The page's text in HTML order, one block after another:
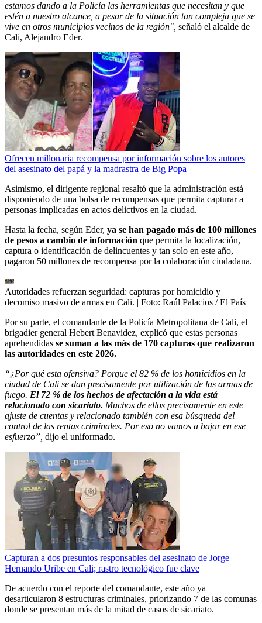
estamos dando a la Policía las herramientas que necesitan y que
estén a nuestro alcance, a pesar de la situación tan compleja que se
vive en otros municipios vecinos de la región", señaló el alcalde de
Cali, Alejandro Eder.
Ofrecen millonaria recompensa por información sobre los autores
del asesinato del papá y la madrastra de Big Popa
Asimismo, el dirigente regional resaltó que la administración está
disponiendo de una bolsa de recompensas que permita capturar a
personas implicadas en actos delictivos en la ciudad.
Hasta la fecha, según Eder, ya se han pagado más de 100 millones
de pesos a cambio de información que permita la localización,
captura o identificación de delincuentes y tan solo en este año,
pagaron 50 millones de recompensa por la colaboración ciudadana.
Autoridades refuerzan seguridad: capturas por homicidio y
decomiso masivo de armas en Cali. | Foto: Raúl Palacios / El País
Por su parte, el comandante de la Policía Metropolitana de Cali, el
brigadier general Hebert Benavidez, explicó que estas personas
aprehendidas se suman a las más de 170 capturas que realizaron
las autoridades en este 2026.
“¿Por qué esta ofensiva? Porque el 82 % de los homicidios en la
ciudad de Cali se dan precisamente por utilización de las armas de
fuego. El 72 % de los hechos de afectación a la vida está
relacionado con sicariato. Muchos de ellos precisamente en este
ajuste de cuentas y relacionado también con esa búsqueda del
control de las rentas criminales. Por eso no vamos a bajar en ese
esfuerzo”, dijo el uniformado.
Capturan a dos presuntos responsables del asesinato de Jorge
Hernando Uribe en Cali; rastro tecnológico fue clave
De acuerdo con el reporte del comandante, este año ya
desarticularon 8 estructuras criminales, priorizando 7 de las comunas
donde se presentan más de la mitad de casos de sicariato.